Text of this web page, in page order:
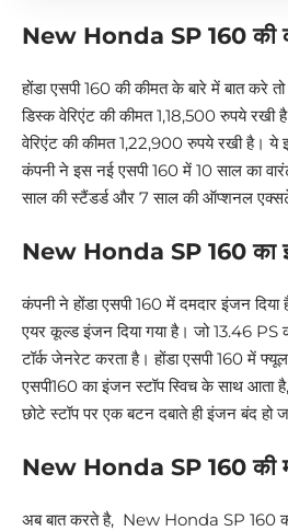
New Honda SP 160 की
होंडा एसपी 160 की कीमत के बारे में बात करे
डिस्क वेरिएंट की कीमत 1,18,500 रुपये
वेरिएंट की कीमत 1,22,900 रुपये रखी है। ये
कंपनी ने इस नई एसपी 160 में 10 साल का
साल की स्टैंडर्ड और 7 साल की ऑप्शनल
New Honda SP 160 का
कंपनी ने होंडा एसपी 160 में दमदार इंजन
एयर कूल्ड इंजन दिया गया है। जो 13.46
टॉर्क जेनरेट करता है। होंडा एसपी 160 में
एसपी160 का इंजन स्टॉप स्विच के साथ आता
छोटे स्टॉप पर एक बटन दबाते ही इंजन बंद हो
New Honda SP 160 की
अब बात करते है, New Honda SP 160